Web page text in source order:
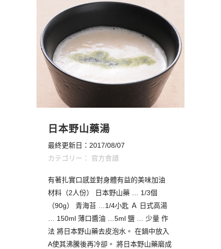
日本野山藥湯
最終更新日：2017/08/07
カテゴリー： 官方食譜
有著扎實口感並對身體有益的美味加油
材料（2人份） 日本野山藥 … 1/3個
（90g） 青海苔 …1/4小匙 Ａ 日式高湯
… 150ml 薄口醬油 …5ml 鹽 … 少量 作
法 將日本野山藥去皮泡水。 在鍋中放入
A使其沸騰後再冷卻。 將日本野山藥磨成